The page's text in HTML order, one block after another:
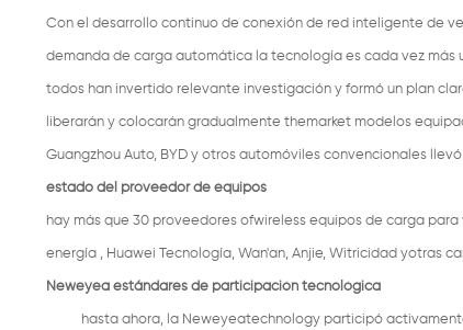
Con el desarrollo continuo de conexión de red inteligente de
demanda de carga automática la tecnología es cada vez más
todos han invertido relevante investigación y formó un plan
liberarán y colocarán gradualmente themarket modelos
Guangzhou Auto, BYD y otros automóviles convencionales
estado del proveedor de equipos
hay más que 30 proveedores ofwireless equipos de carga
energía , Huawei Tecnología, Wan'an, Anjie, Witricidad yotras
Neweyea estándares de participación tecnológica
hasta ahora, la Neweyeatechnology participó